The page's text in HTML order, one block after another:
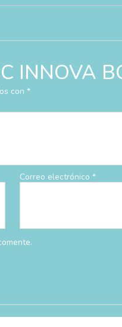
INNOVA
con *
Correo electrónico*